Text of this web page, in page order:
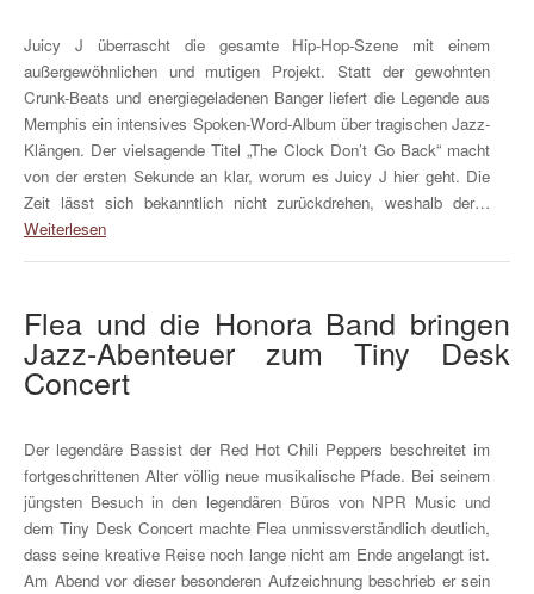
Juicy J überrascht die gesamte Hip-Hop-Szene mit einem
außergewöhnlichen und mutigen Projekt. Statt der gewohnten
Crunk-Beats und energiegeladenen Banger liefert die Legende aus
Memphis ein intensives Spoken-Word-Album über tragischen Jazz-
Klängen. Der vielsagende Titel „The Clock Don’t Go Back“ macht
von der ersten Sekunde an klar, worum es Juicy J hier geht. Die
Zeit lässt sich bekanntlich nicht zurückdrehen, weshalb der…
Weiterlesen
Flea und die Honora Band bringen
Jazz-Abenteuer zum Tiny Desk
Concert
Der legendäre Bassist der Red Hot Chili Peppers beschreitet im
fortgeschrittenen Alter völlig neue musikalische Pfade. Bei seinem
jüngsten Besuch in den legendären Büros von NPR Music und
dem Tiny Desk Concert machte Flea unmissverständlich deutlich,
dass seine kreative Reise noch lange nicht am Ende angelangt ist.
Am Abend vor dieser besonderen Aufzeichnung beschrieb er sein